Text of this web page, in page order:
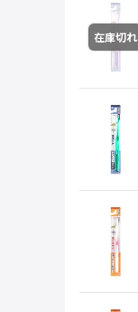
在庫切れ